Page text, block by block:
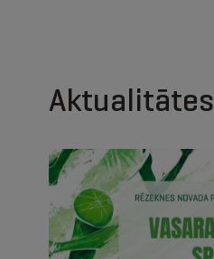
Aktualitātes